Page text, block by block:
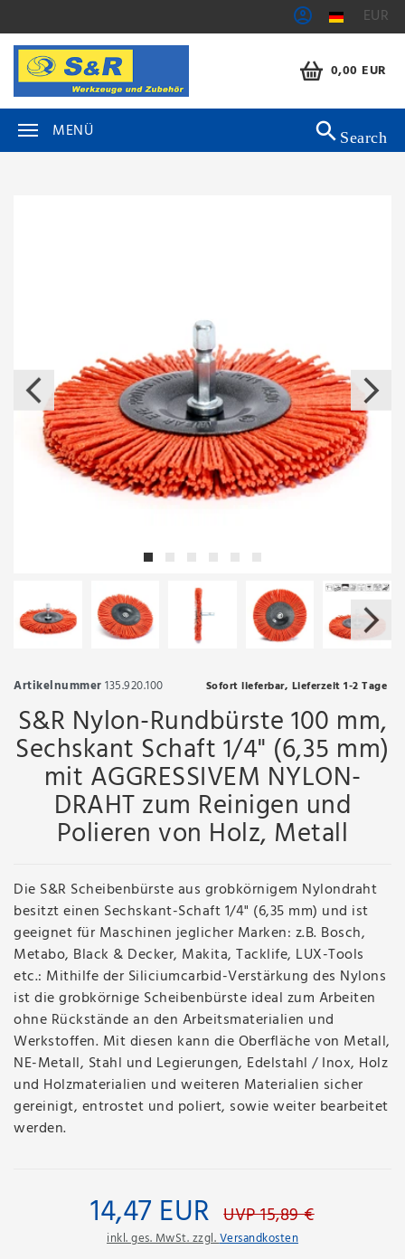
EUR
0,00 EUR
MENÜ Search
Artikelnummer135.920.100 Sofort lieferbar, Lieferzeit 1-2 Tage
S&R Nylon-Rundbürste 100 mm,
Sechskant Schaft 1/4" (6,35 mm)
mit AGGRESSIVEM NYLON-
DRAHT zum Reinigen und
Polieren von Holz, Metall
Die S&R Scheibenbürste aus grobkörnigem Nylondraht
besitzt einen Sechskant-Schaft 1/4" (6,35 mm) und ist
geeignet für Maschinen jeglicher Marken: z.B. Bosch,
Metabo, Black & Decker, Makita, Tacklife, LUX-Tools
etc.: Mithilfe der Siliciumcarbid-Verstärkung des Nylons
ist die grobkörnige Scheibenbürste ideal zum Arbeiten
ohne Rückstände an den Arbeitsmaterialien und
Werkstoffen. Mit diesen kann die Oberfläche von Metall,
NE-Metall, Stahl und Legierungen, Edelstahl / Inox, Holz
und Holzmaterialien und weiteren Materialien sicher
gereinigt, entrostet und poliert, sowie weiter bearbeitet
werden.
14,47 EUR UVP 15,89 €
inkl. ges. MwSt. zzgl.Versandkosten